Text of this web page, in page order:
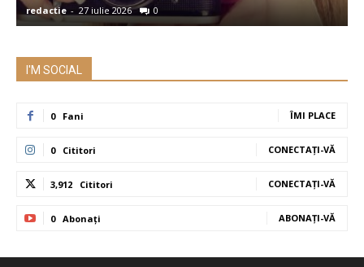
redactie - 27 iulie 2026 0
I'M SOCIAL
0 Fani ÎMI PLACE
0 Cititori CONECTAȚI-VĂ
3,912 Cititori CONECTAȚI-VĂ
0 Abonați ABONAȚI-VĂ